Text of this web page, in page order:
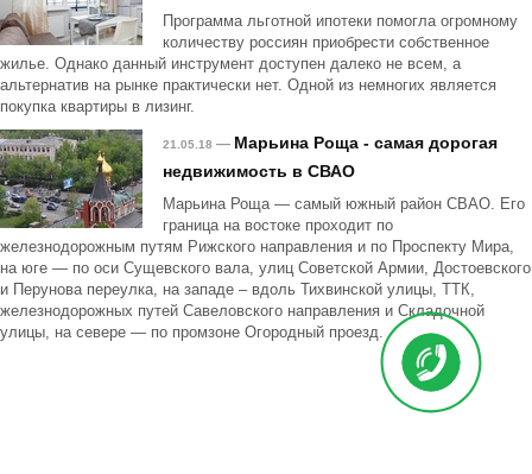
Программа льготной ипотеки помогла огромному
количеству россиян приобрести собственное
жилье. Однако данный инструмент доступен далеко не всем, а
альтернатив на рынке практически нет. Одной из немногих является
покупка квартиры в лизинг.
21.05.18 — Марьина Роща - самая дорогая
недвижимость в СВАО
Марьина Роща — самый южный район СВАО. Его
граница на востоке проходит по
железнодорожным путям Рижского направления и по Проспекту Мира,
на юге — по оси Сущевского вала, улиц Советской Армии, Достоевского
и Перунова переулка, на западе – вдоль Тихвинской улицы, ТТК,
железнодорожных путей Савеловского направления и Складочной
улицы, на севере — по промзоне Огородный проезд.